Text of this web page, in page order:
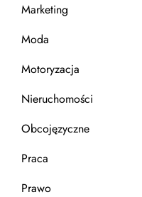
Marketing
Moda
Motoryzacja
Nieruchomości
Obcojęzyczne
Praca
Prawo